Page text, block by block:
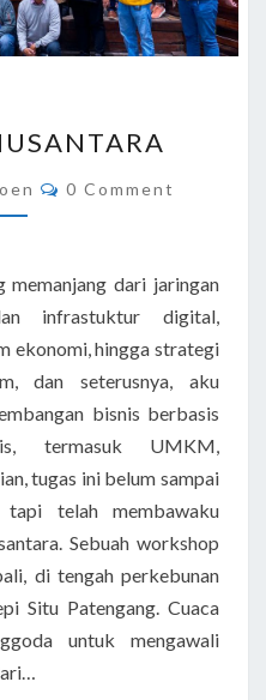
NUSANTARA
Comments
0 Comment
memanjang dari jaringan
infrastuktur digital,
ekonomi, hingga strategi
dan seterusnya, aku
bisnis berbasis
termasuk UMKM,
tugas ini belum sampai
telah membawaku
Sebuah workshop
di tengah perkebunan
Situ Patengang. Cuaca
untuk mengawali